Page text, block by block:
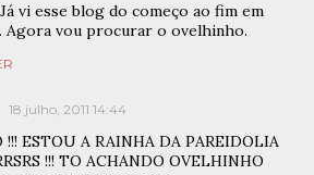
vi esse blog do começo ao fim em
Agora vou procurar o ovelhinho.
18 julho, 2011 14:44
!!! ESTOU A RAINHA DA PAREIDOLIA
!!! TO ACHANDO OVELHINHO